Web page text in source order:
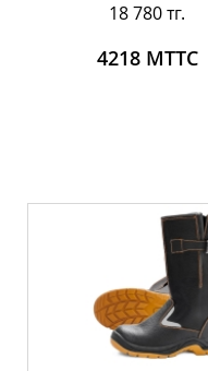
18 780 тг.
4218 МТТС